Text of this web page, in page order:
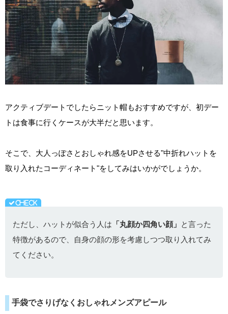
アクティブデートでしたらニット帽もおすすめですが、初デー
トは食事に行くケースが大半だと思います。
そこで、大人っぽさとおしゃれ感をUPさせる"中折れハットを
取り入れたコーディネート"をしてみはいかがでしょうか。
ただし、ハットが似合う人は 「丸顔か四角い顔」 と言った
特徴があるので、自身の顔の形を考慮しつつ取り入れてみ
てください。
手袋でさりげなくおしゃれメンズアピール